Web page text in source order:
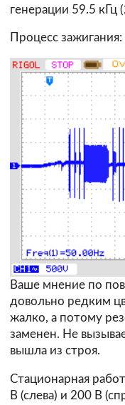
генерации 59.5 кГц
Процесс зажигания:
Ваше мнение по
довольно редким
жалко, а потому
заменен. Не
вышла из строя.
Стационарная
В (слева) и 200 В